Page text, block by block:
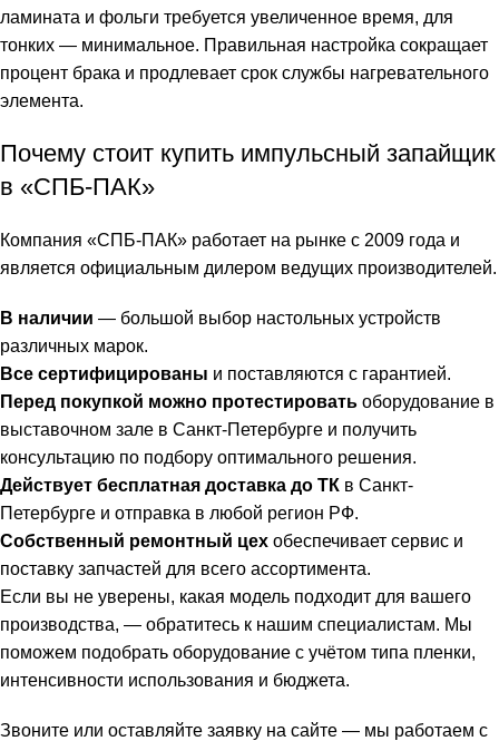
ламината и фольги требуется увеличенное время, для
тонких — минимальное. Правильная настройка сокращает
процент брака и продлевает срок службы нагревательного
элемента.
Почему стоит купить импульсный запайщик
в «СПБ-ПАК»
Компания «СПБ-ПАК» работает на рынке с 2009 года и
является официальным дилером ведущих производителей.
В наличии — большой выбор настольных устройств
различных марок.
Все сертифицированы и поставляются с гарантией.
Перед покупкой можно протестировать оборудование в
выставочном зале в Санкт-Петербурге и получить
консультацию по подбору оптимального решения.
Действует бесплатная доставка до ТК в Санкт-
Петербурге и отправка в любой регион РФ.
Собственный ремонтный цех обеспечивает сервис и
поставку запчастей для всего ассортимента.
Если вы не уверены, какая модель подходит для вашего
производства, — обратитесь к нашим специалистам. Мы
поможем подобрать оборудование с учётом типа пленки,
интенсивности использования и бюджета.
Звоните или оставляйте заявку на сайте — мы работаем с